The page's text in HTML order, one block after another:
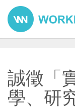
誠徵「
學、研